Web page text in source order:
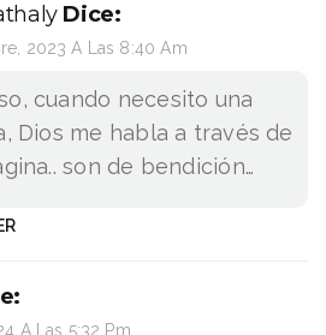
Dice:
2023 A Las 8:40 Am
cuando necesito una
Dios me habla a través de
son de bendición…
A Las 5:32 Pm